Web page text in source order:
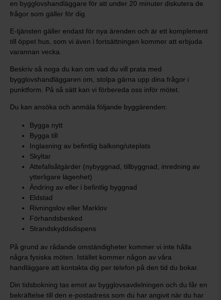
en bygglovshandläggare för att under 20 minuter diskutera de
frågor som gäller för dig.
E-tjänsten gäller endast för nya ärenden och är ett komplement
till öppet hus, som vi även i fortsättningen kommer att erbjuda
varannan vecka.
Beskriv så noga du kan om vad du vill prata med
bygglovshandläggaren om, stolpa gärna upp dina frågor i
punktform. På så sätt kan vi förbereda oss inför mötet.
Du kan ansöka och anmäla följande byggärenden:
Bygga nytt
Bygga till
Inglasning av befintlig balkong/uteplats
Skyltar
Attefallsåtgärder (nybyggnad, tillbyggnad, inredning av
ytterligare lägenhet)
Ändring av eller i befintlig byggnad
Eldstad
Rivningslov eller Marklov
Förhandsbesked
Strandskyddsdispens
På grund av rådande omständigheter kommer vi inte hålla
några fysiska möten. Istället kommer någon av våra
handläggare att kontakta dig per telefon på den tid du bokar.
Din tidsbokning tas emot av bygglovsavdelningen och du får en
bekräftelse till den e-postadress som du har angivit när du har